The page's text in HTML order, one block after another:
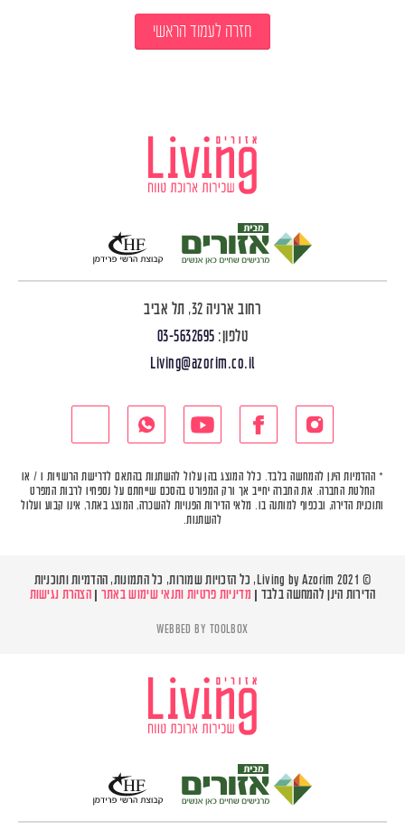
חזרה לעמוד הראשי
רחוב ארניה 32, תל אביב
טלפון: 03-5632695
Living@azorim.co.il
* ההדמיות הינן להמחשה בלבד. כלל המוצג בהן עלול להשתנות בהתאם לדרישת הרשויות ו / או
החלטת החברה. את החברה יחייב אך ורק המפורט בהסכם שייחתם על נספחיו לרבות המפרט
ותוכנית הדירה, ובכפוף למותנה בו. מלאי הדירות הפנויות להשכרה, המוצג באתר, אינו קבוע ועלול
להשתנות.
© Living by Azorim 2021, כל הזכויות שמורות, כל התמונות, ההדמיות ותוכניות
הדירות הינן להמחשה בלבד |
מדיניות פרטיות ותנאי שימוש באתר הצהרת נגישות
WEBBED BY TOOLBOX